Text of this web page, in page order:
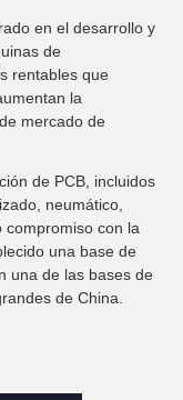
en el desarrollo y
de
rentables que
la
mercado de
de PCB, incluidos
neumático,
compromiso con la
una base de
una de las bases de
de China.